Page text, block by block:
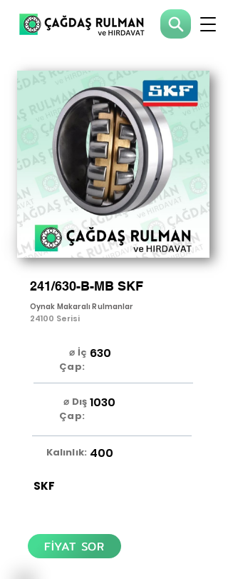
241/630-B-MB SKF
Oynak Makaralı Rulmanlar
24100 Serisi
⌀ İç
Çap:
630
⌀ Dış
Çap:
1030
Kalınlık: 400
SKF
FİYAT SOR